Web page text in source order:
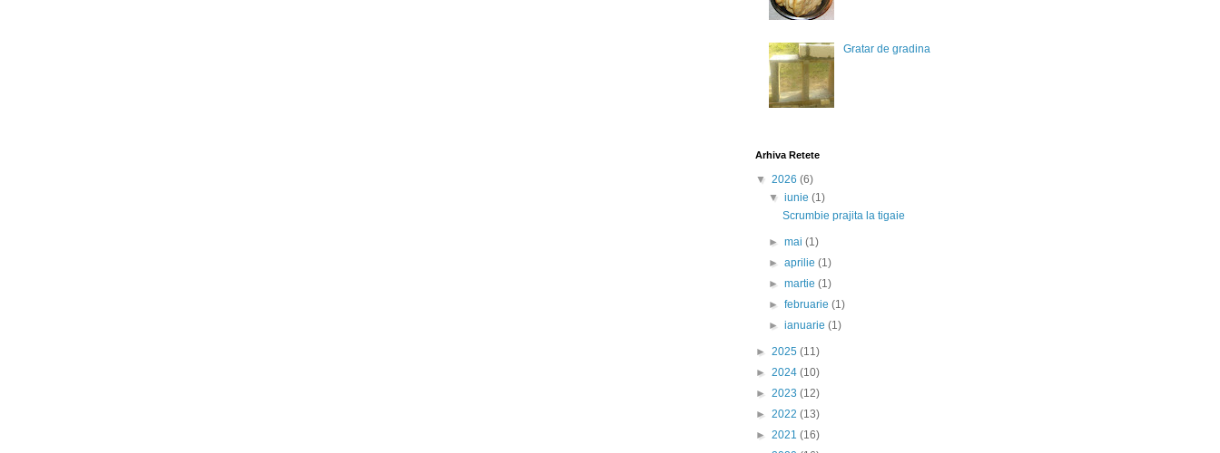
Gratar de gradina
Arhiva Retete
▼ 2026 (6)
▼iunie(1)
Scrumbie prajita la tigaie
►mai(1)
►aprilie(1)
►martie(1)
►februarie(1)
►ianuarie(1)
► 2025 (11)
► 2024 (10)
► 2023 (12)
► 2022 (13)
► 2021 (16)